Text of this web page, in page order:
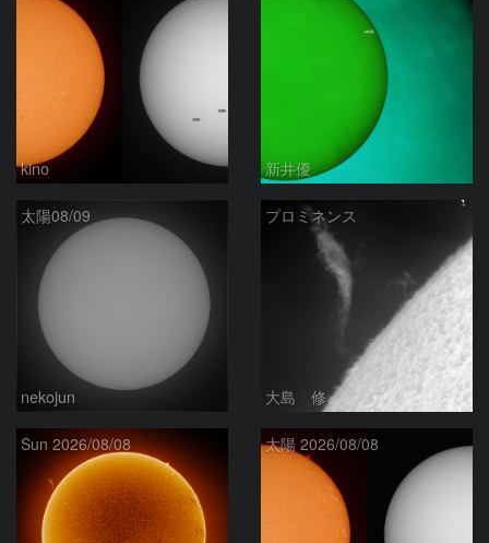
kino 新井優
太陽08/09
nekojun
プロミネンス
大島 修
Sun 2026/08/08 太陽 2026/08/08